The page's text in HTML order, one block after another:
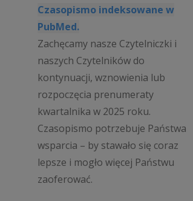
Czasopismo indeksowane w
PubMed.
Zachęcamy nasze Czytelniczki i
naszych Czytelników do
kontynuacji, wznowienia lub
rozpoczęcia prenumeraty
kwartalnika w 2025 roku.
Czasopismo potrzebuje Państwa
wsparcia – by stawało się coraz
lepsze i mogło więcej Państwu
zaoferować.